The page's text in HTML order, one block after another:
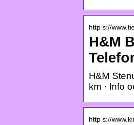
http s://
H&M
H&M
km · Info
http s://